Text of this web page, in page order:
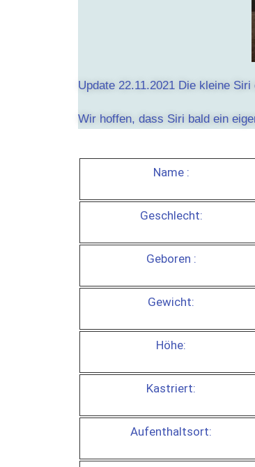
Update 22.11.2021 Die kleine
Wir hoffen, dass Siri bald ein
Name :
Geschlecht:
Geboren :
Gewicht:
Höhe:
Kastriert:
Aufenthaltsort: